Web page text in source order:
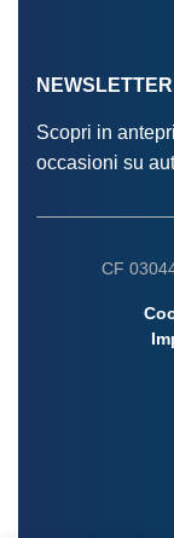
NEWSLETTER
Scopri in
occasioni su
CF